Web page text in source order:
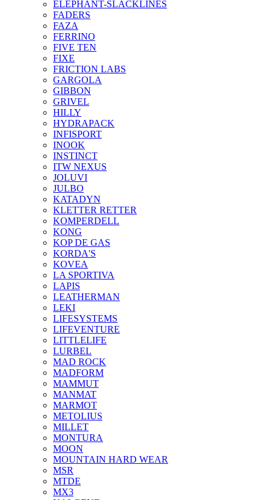
ELEPHANT-SLACKLINES
FADERS
FAZA
FERRINO
FIVE TEN
FIXE
FRICTION LABS
GARGOLA
GIBBON
GRIVEL
HILLY
HYDRAPACK
INFISPORT
INOOK
INSTINCT
ITW NEXUS
JOLUVI
JULBO
KATADYN
KLETTER RETTER
KOMPERDELL
KONG
KOP DE GAS
KORDA'S
KOVEA
LA SPORTIVA
LAPIS
LEATHERMAN
LEKI
LIFESYSTEMS
LIFEVENTURE
LITTLELIFE
LURBEL
MAD ROCK
MADFORM
MAMMUT
MANMAT
MARMOT
METOLIUS
MILLET
MONTURA
MOON
MOUNTAIN HARD WEAR
MSR
MTDE
MX3